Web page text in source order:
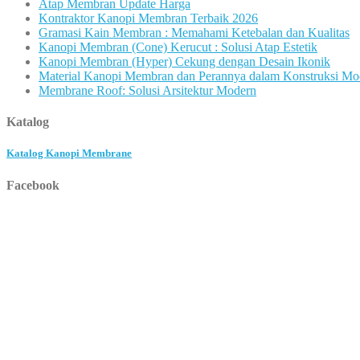
Atap Membran Update Harga
Kontraktor Kanopi Membran Terbaik 2026
Gramasi Kain Membran : Memahami Ketebalan dan Kualitas
Kanopi Membran (Cone) Kerucut : Solusi Atap Estetik
Kanopi Membran (Hyper) Cekung dengan Desain Ikonik
Material Kanopi Membran dan Perannya dalam Konstruksi
Membrane Roof: Solusi Arsitektur Modern
Katalog
Katalog Kanopi Membrane
Facebook